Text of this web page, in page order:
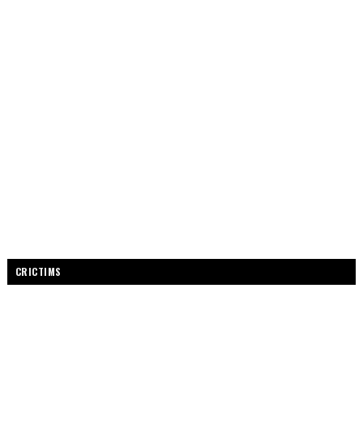
CRICTIMS